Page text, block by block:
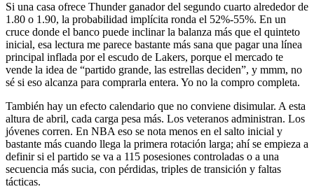
Si una casa ofrece Thunder ganador del segundo cuarto alrededor de
1.80 o 1.90, la probabilidad implícita ronda el 52%-55%. En un
cruce donde el banco puede inclinar la balanza más que el quinteto
inicial, esa lectura me parece bastante más sana que pagar una línea
principal inflada por el escudo de Lakers, porque el mercado te
vende la idea de “partido grande, las estrellas deciden”, y mmm, no
sé si eso alcanza para comprarla entera. Yo no la compro completa.
También hay un efecto calendario que no conviene disimular. A esta
altura de abril, cada carga pesa más. Los veteranos administran. Los
jóvenes corren. En NBA eso se nota menos en el salto inicial y
bastante más cuando llega la primera rotación larga; ahí se empieza a
definir si el partido se va a 115 posesiones controladas o a una
secuencia más sucia, con pérdidas, triples de transición y faltas
tácticas.